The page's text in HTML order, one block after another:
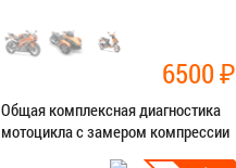
6500₽
Общая комплексная диагностика
мотоцикла с замером компрессии
Диагностика